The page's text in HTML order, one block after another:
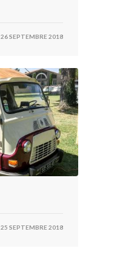
26 SEPTEMBRE 2018
25 SEPTEMBRE 2018